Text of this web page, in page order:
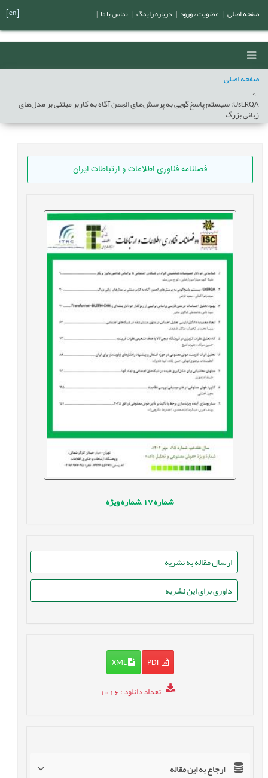
صفحه اصلی
UsERQA: سیستم پاسخ‌گویی به پرسش‌های انجمن آگاه به کاربر مبتنی بر مدل‌های
زبانی بزرگ
فصلنامه فناوری اطلاعات و ارتباطات ایران
شماره17 , شماره ویژه
ارسال مقاله به نشریه
داوری برای این نشریه
PDF
XML
تعداد دانلود: 1016
ارجاع به این مقاله
صفحه اصلی عضویت/ ورود درباره رایمگ تماس با ما